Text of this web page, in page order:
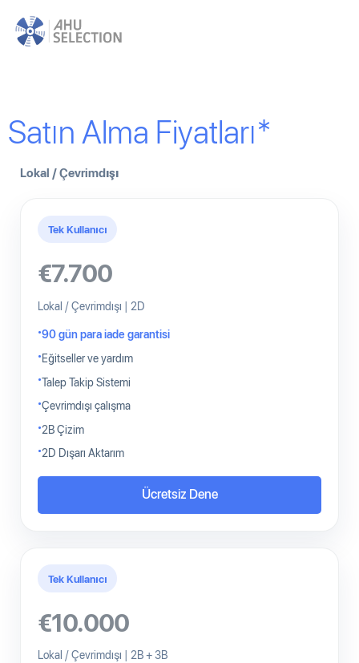
Satın Alma Fiyatları*
Lokal / Çevrimdışı
Tek Kullanıcı
€7.700
Lokal / Çevrimdışı | 2D
90 gün para iade garantisi
Eğitseller ve yardım
Talep Takip Sistemi
Çevrimdışı çalışma
2B Çizim
2D Dışarı Aktarım
Ücretsiz Dene
Tek Kullanıcı
€10.000
Lokal / Çevrimdışı | 2B + 3B